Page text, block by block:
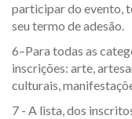
participar do evento,
seu termo de adesão.
6–Para todas as
inscrições: arte,
culturais,
7 - A lista, dos